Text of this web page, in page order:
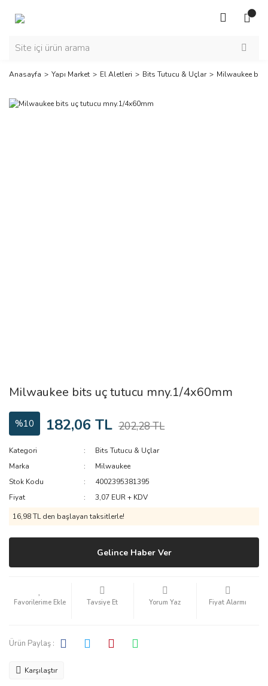
Anasayfa Yapı Market El Aletleri Bits Tutucu & Uçlar Milwaukee
Milwaukee bits uç tutucu mny.1/4x60mm
%10 182,06 TL 202,28 TL
Kategori
Bits Tutucu & Uçlar
Marka
Milwaukee
Stok Kodu
4002395381395
Fiyat
3,07 EUR + KDV
16,98 TL den başlayan taksitlerle!
Gelince Haber Ver
Tavsiye Et Yorum Yaz Fiyat Alarmı
Ürün Paylaş :
Karşılaştır